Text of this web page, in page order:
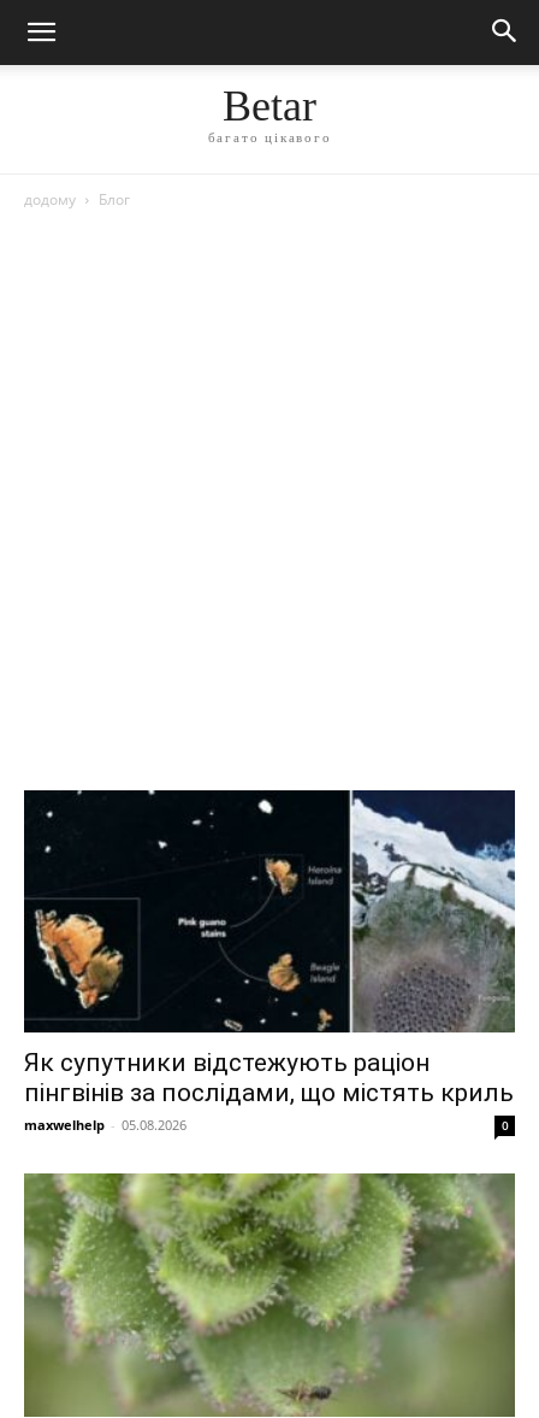
Betar
багато цікавого
додому Блог
Як супутники відстежують раціон
пінгвінів за послідами, що містять криль
maxwelhelp - 05.08.2026 0